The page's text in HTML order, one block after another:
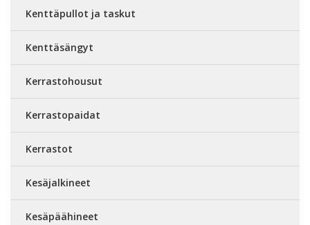
Kenttäpullot ja taskut
Kenttäsängyt
Kerrastohousut
Kerrastopaidat
Kerrastot
Kesäjalkineet
Kesäpäähineet